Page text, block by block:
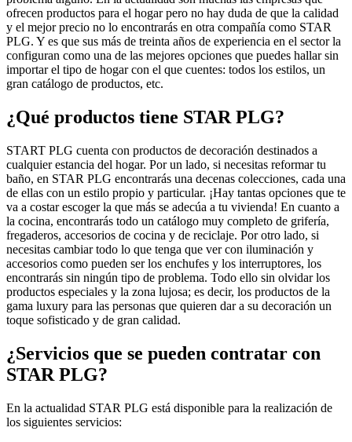
ofrecen productos para el hogar pero no hay duda de que la calidad
y el mejor precio no lo encontrarás en otra compañía como STAR
PLG. Y es que sus más de treinta años de experiencia en el sector la
configuran como una de las mejores opciones que puedes hallar sin
importar el tipo de hogar con el que cuentes: todos los estilos, un
gran catálogo de productos, etc.
¿Qué productos tiene STAR PLG?
START PLG cuenta con productos de decoración destinados a
cualquier estancia del hogar. Por un lado, si necesitas reformar tu
baño, en STAR PLG encontrarás una decenas colecciones, cada una
de ellas con un estilo propio y particular. ¡Hay tantas opciones que te
va a costar escoger la que más se adecúa a tu vivienda! En cuanto a
la cocina, encontrarás todo un catálogo muy completo de grifería,
fregaderos, accesorios de cocina y de reciclaje. Por otro lado, si
necesitas cambiar todo lo que tenga que ver con iluminación y
accesorios como pueden ser los enchufes y los interruptores, los
encontrarás sin ningún tipo de problema. Todo ello sin olvidar los
productos especiales y la zona lujosa; es decir, los productos de la
gama luxury para las personas que quieren dar a su decoración un
toque sofisticado y de gran calidad.
¿Servicios que se pueden contratar con
STAR PLG?
En la actualidad STAR PLG está disponible para la realización de
los siguientes servicios: